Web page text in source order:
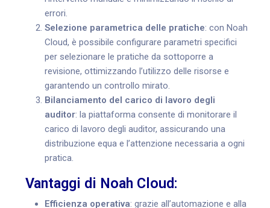
errori.
Selezione parametrica delle pratiche: con Noah
Cloud, è possibile configurare parametri specifici
per selezionare le pratiche da sottoporre a
revisione, ottimizzando l’utilizzo delle risorse e
garantendo un controllo mirato.
Bilanciamento del carico di lavoro degli
auditor: la piattaforma consente di monitorare il
carico di lavoro degli auditor, assicurando una
distribuzione equa e l’attenzione necessaria a ogni
pratica.
Vantaggi di Noah Cloud:
Efficienza operativa: grazie all’automazione e alla